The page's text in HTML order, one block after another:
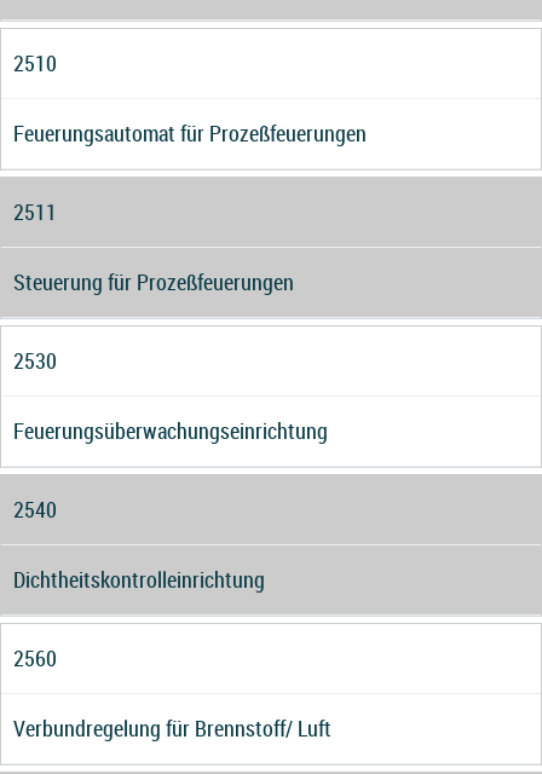
2510
Feuerungsautomat für Prozeßfeuerungen
2511
Steuerung für Prozeßfeuerungen
2530
Feuerungsüberwachungseinrichtung
2540
Dichtheitskontrolleinrichtung
2560
Verbundregelung für Brennstoff/ Luft